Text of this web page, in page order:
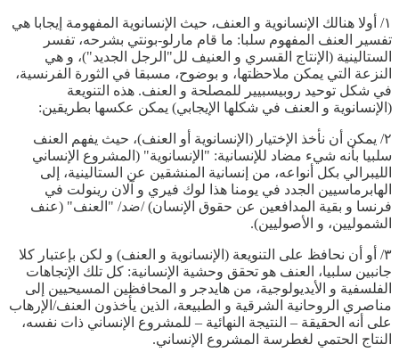
١/ أولا هنالك الإنسانوية و العنف، حيث الإنسانوية المفهومة إيجابا هي
تفسير العنف المفهوم سلبا: ما قام مارلو-بونتي بشرحه، تفسر
الستالينية (الإنتاج القسري و العنيف لل"الرجل الجديد")، و هي
النزعة التي يمكن ملاحظتها، و بوضوح، مسبقا في الثورة الفرنسية،
في شكل توحيد روبيسبيير للمصلحة و العنف. هذه التنويعة
(الإنسانوية و العنف في شكلها الإيجابي) يمكن عكسها بطريقين:
٢/ يمكن أن نأخذ الإختيار (الإنسانوية أو العنف)، حيث يفهم العنف
سلبيا بأنه شيء مضاد للإنسانية: "الإنسانوية" (المشروع الإنساني
الليبرالي بكل أنواعه، من إنسانية المنشقين عن الستالينية، إلى
الهابرماسيين الجدد في يومنا هذا لوك فيري و آلان رينولت في
فرنسا و بقية المدافعين عن حقوق الإنسان) /ضد/ "العنف" (عنف
الشموليين، و الأصوليين).
٣/ أو أن نحافظ على التنويعة (الإنسانوية و العنف) و لكن بإعتبار كلا
جانبين سلبيا، العنف هو تحقق وحشية الإنسانية: كل تلك الإتجاهات
الفلسفية و الأيديولوجية، من هايدجر و المحافظين المسيحيين إلى
مناصري الروحانية الشرقية و الطبيعة، الذين يأخذون العنف/الإرهاب
على أنه الحقيقة – النتيجة النهائية – للمشروع الإنساني ذات نفسه،
النتاج الحتمي لغطرسة المشروع الإنساني.